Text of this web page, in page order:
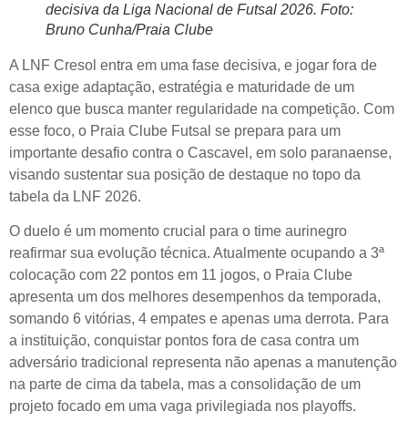
decisiva da Liga Nacional de Futsal 2026. Foto:
Bruno Cunha/Praia Clube
A LNF Cresol entra em uma fase decisiva, e jogar fora de
casa exige adaptação, estratégia e maturidade de um
elenco que busca manter regularidade na competição. Com
esse foco, o Praia Clube Futsal se prepara para um
importante desafio contra o Cascavel, em solo paranaense,
visando sustentar sua posição de destaque no topo da
tabela da LNF 2026.
O duelo é um momento crucial para o time aurinegro
reafirmar sua evolução técnica. Atualmente ocupando a 3ª
colocação com 22 pontos em 11 jogos, o Praia Clube
apresenta um dos melhores desempenhos da temporada,
somando 6 vitórias, 4 empates e apenas uma derrota. Para
a instituição, conquistar pontos fora de casa contra um
adversário tradicional representa não apenas a manutenção
na parte de cima da tabela, mas a consolidação de um
projeto focado em uma vaga privilegiada nos playoffs.